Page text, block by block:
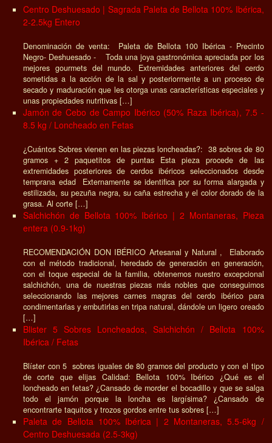
Centro Deshuesado | Sagrada Paleta de Bellota 100% Ibérica,
2-2.5kg Entero
Denominación de venta: Paleta de Bellota 100 Ibérica - Precinto
Negro- Deshuesado - Toda una joya gastronómica apreciada por los
mejores gourmets del mundo. Extremidades anteriores del cerdo
sometidas a la acción de la sal y posteriormente a un proceso de
secado y maduración que les otorga unas características especiales y
unas propiedades nutritivas […]
Jamón de Cebo de Campo Ibérico (50% Raza Ibérica), 7.5 -
8.5 kg / Loncheado en Fetas
¿Cuántos Sobres vienen en las piezas loncheadas?: 38 sobres de 80
gramos + 2 paquetitos de puntas Esta pieza procede de las
extremidades posteriores de cerdos ibéricos seleccionados desde
temprana edad Externamente se identifica por su forma alargada y
estilizada, su pezuña negra, su caña estrecha y el color dorado de la
grasa. Al corte […]
Salchichón de Bellota 100% Ibérico | 2 Montaneras, Pieza
entera (0.9-1kg)
RECOMENDACIÓN DON IBÉRICO Artesanal y Natural , Elaborado
con el método tradicional, heredado de generación en generación,
con el toque especial de la familia, obtenemos nuestro excepcional
salchichón, una de nuestras piezas más nobles que conseguimos
seleccionando las mejores carnes magras del cerdo ibérico para
condimentarlas y embutirlas en tripa natural, dándole un ligero oreado
[…]
Blister 5 Sobres Loncheados, Salchichón / Bellota 100%
Ibérica / Fetas
Blíster con 5 sobres iguales de 80 gramos del producto y con el tipo
de corte que elijas Calidad: Bellota 100% Ibérico ¿Qué es el
loncheado en fetas? ¿Cansado de morder el bocadillo y que se salga
todo el jamón porque la loncha es largísima? ¿Cansado de
encontrarte taquitos y trozos gordos entre tus sobres […]
Paleta de Bellota 100% Ibérica | 2 Montaneras, 5.5-6kg /
Centro Deshuesada (2.5-3kg)